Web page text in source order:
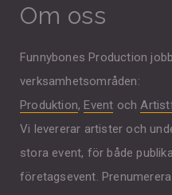
Om oss
Funnybones Production
verksamhetsområden:
Produktion, Event och
Vi levererar artister och
stora event, för både
företagsevent.